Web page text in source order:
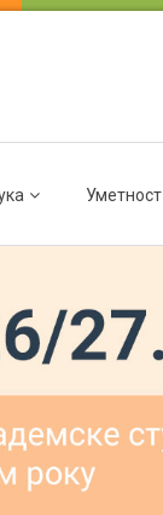
Уметност